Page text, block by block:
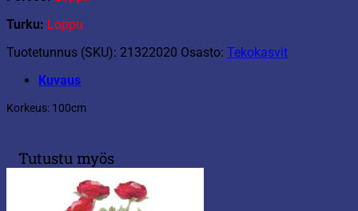
Turku: Loppu
Tuotetunnus (SKU): 21322020 Osasto: Tekokasvit
Kuvaus
Korkeus: 100cm
Tutustu myös